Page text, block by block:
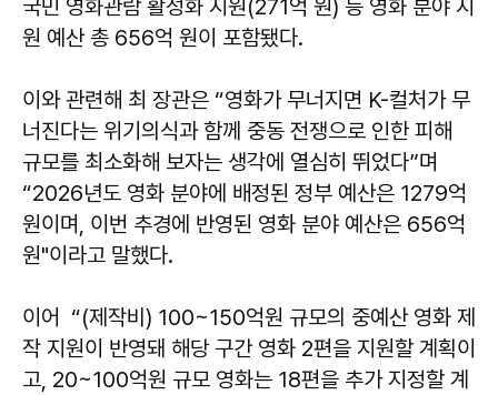
국민 영화관람 활성화 지원(271억 원) 등 영화 분야 지
원 예산 총 656억 원이 포함됐다.
이와 관련해 최 장관은 “영화가 무너지면 K-컬처가 무
너진다는 위기의식과 함께 중동 전쟁으로 인한 피해
규모를 최소화해 보자는 생각에 열심히 뛰었다”며
“2026년도 영화 분야에 배정된 정부 예산은 1279억
원이며, 이번 추경에 반영된 영화 분야 예산은 656억
원"이라고 말했다.
이어 “(제작비) 100~150억원 규모의 중예산 영화 제
작 지원이 반영돼 해당 구간 영화 2편을 지원할 계획이
고, 20~100억원 규모 영화는 18편을 추가 지정할 계